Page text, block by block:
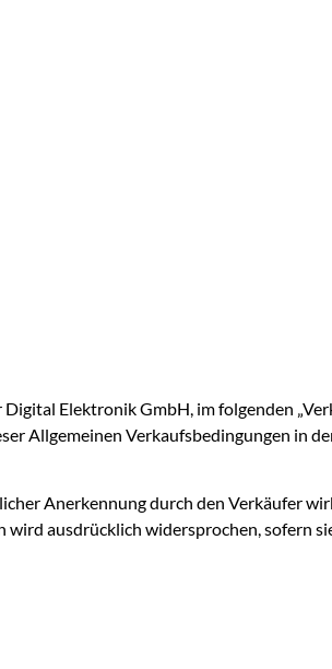
Elektronik GmbH, im folgenden
Allgemeinen Verkaufsbedingungen in
Anerkennung durch den Verkäufer
wird ausdrücklich widersprochen, sofern